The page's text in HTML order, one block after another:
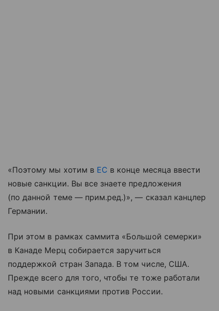
«Поэтому мы хотим в ЕС в конце месяца ввести
новые санкции. Вы все знаете предложения
(по данной теме — прим.ред.)», — сказал канцлер
Германии.
При этом в рамках саммита «Большой семерки»
в Канаде Мерц собирается заручиться
поддержкой стран Запада. В том числе, США.
Прежде всего для того, чтобы те тоже работали
над новыми санкциями против России.